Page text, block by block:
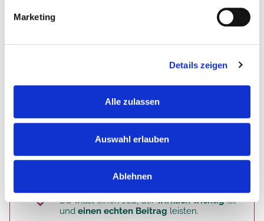
Marketing
Details zeigen
Alle zulassen
Auswahl erlauben
Ablehnen
Arbeits-, Dienst- und Urlaubsplanung
durch deine Teilnahme an
einrichtungsinternen Fortbildungen
Das bist du. Deine Qualifikation.
Du willst einen Job, derwirklich wichtigist
und einen echten Beitrag leisten.